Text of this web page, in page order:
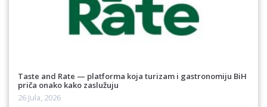
Taste and Rate — platforma koja turizam i gastronomiju BiH
priča onako kako zaslužuju
26 Jula, 2026